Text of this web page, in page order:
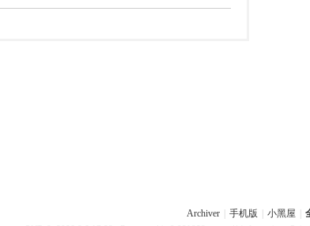
Archiver 手机版 小黑屋